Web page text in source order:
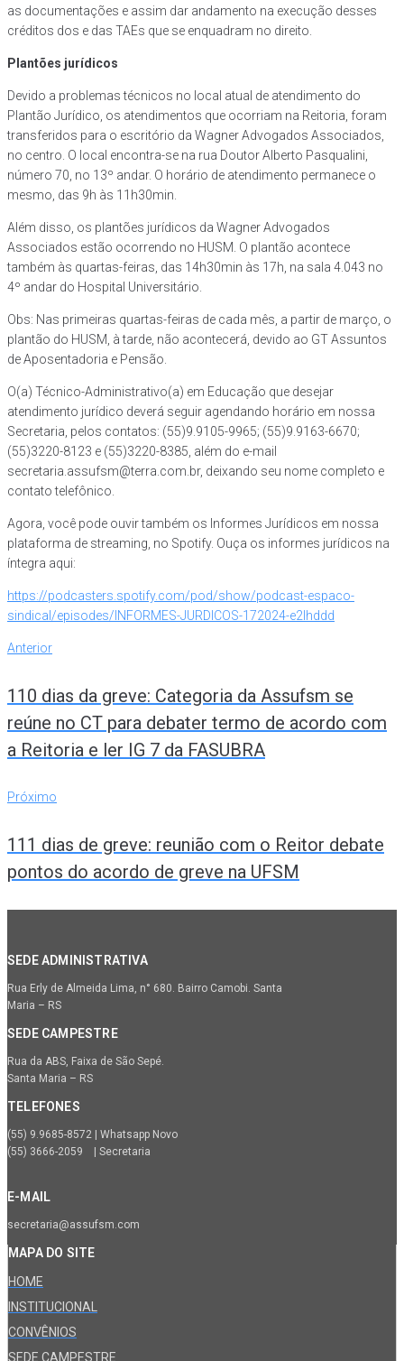
as documentações e assim dar andamento na execução desses
créditos dos e das TAEs que se enquadram no direito.
Plantões jurídicos
Devido a problemas técnicos no local atual de atendimento do
Plantão Jurídico, os atendimentos que ocorriam na Reitoria, foram
transferidos para o escritório da Wagner Advogados Associados,
no centro. O local encontra-se na rua Doutor Alberto Pasqualini,
número 70, no 13º andar. O horário de atendimento permanece o
mesmo, das 9h às 11h30min.
Além disso, os plantões jurídicos da Wagner Advogados
Associados estão ocorrendo no HUSM. O plantão acontece
também às quartas-feiras, das 14h30min às 17h, na sala 4.043 no
4º andar do Hospital Universitário.
Obs: Nas primeiras quartas-feiras de cada mês, a partir de março, o
plantão do HUSM, à tarde, não acontecerá, devido ao GT Assuntos
de Aposentadoria e Pensão.
O(a) Técnico-Administrativo(a) em Educação que desejar
atendimento jurídico deverá seguir agendando horário em nossa
Secretaria, pelos contatos: (55)9.9105-9965; (55)9.9163-6670;
(55)3220-8123 e (55)3220-8385, além do e-mail
secretaria.assufsm@terra.com.br, deixando seu nome completo e
contato telefônico.
Agora, você pode ouvir também os Informes Jurídicos em nossa
plataforma de streaming, no Spotify. Ouça os informes jurídicos na
íntegra aqui:
https://podcasters.spotify.com/pod/show/podcast-espaco-
sindical/episodes/INFORMES-JURDICOS-172024-e2lhddd
Navegação
Post
Anterior
Anterior
110 dias da greve: Categoria da Assufsm se
reúne no CT para debater termo de acordo com
a Reitoria e ler IG 7 da FASUBRA
Próximo
Próximo
111 dias de greve: reunião com o Reitor debate
pontos do acordo de greve na UFSM
SEDE ADMINISTRATIVA
Rua Erly de Almeida Lima, n° 680. Bairro Camobi. Santa
Maria – RS
SEDE CAMPESTRE
Rua da ABS, Faixa de São Sepé.
Santa Maria – RS
TELEFONES
(55) 9.9685-8572 | Whatsapp Novo
(55) 3666-2059 | Secretaria
E-MAIL
secretaria@assufsm.com
MAPA DO SITE
HOME
INSTITUCIONAL
CONVÊNIOS
SEDE CAMPESTRE